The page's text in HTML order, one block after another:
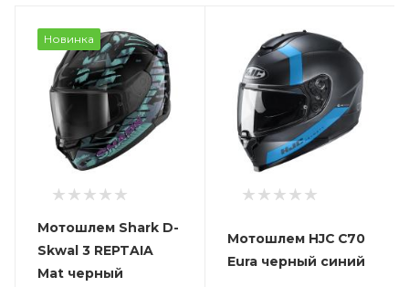
Новинка
Мотошлем Shark D-
Skwal 3 REPTAIA
Mat черный
Мотошлем HJC C70
Eura черный синий